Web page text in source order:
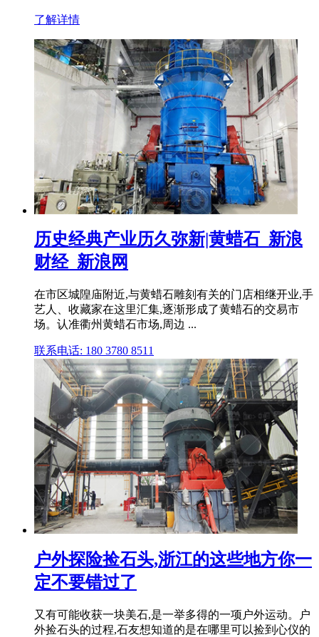
了解详情
历史经典产业历久弥新|黄蜡石_新浪
财经_新浪网
在市区城隍庙附近,与黄蜡石雕刻有关的门店相继开业,手
艺人、收藏家在这里汇集,逐渐形成了黄蜡石的交易市
场。认准衢州黄蜡石市场,周边 ...
联系电话: 180 3780 8511
户外探险捡石头,浙江的这些地方你一
定不要错过了
又有可能收获一块美石,是一举多得的一项户外运动。户
外捡石头的过程,石友想知道的是在哪里可以捡到心仪的